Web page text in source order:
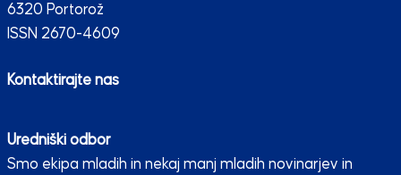
6320 Portorož
ISSN 2670-4609
Kontaktirajte nas
Uredniški odbor
Smo ekipa mladih in nekaj manj mladih novinarjev in